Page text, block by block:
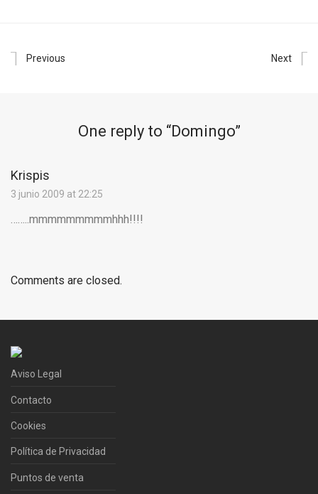
Previous Next
One reply to “Domingo”
Krispis
3 junio 2009 at 22:25
……..mmmmmmmmmhhh!!!!
Comments are closed.
Aviso Legal
Contacto
Cookies
Política de Privacidad
Puntos de venta